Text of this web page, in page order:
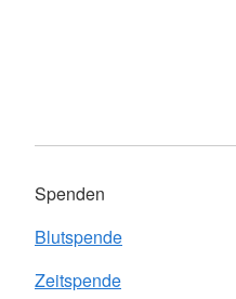
Spenden
Blutspende
Zeitspende